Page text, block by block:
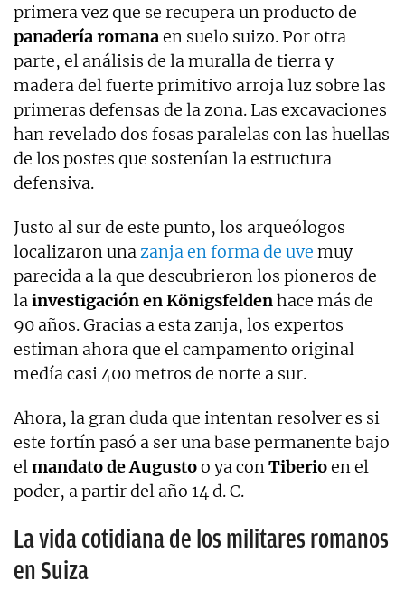
primera vez que se recupera un producto de
panadería romanaen suelo suizo. Por otra
parte, el análisis de la muralla de tierra y
madera del fuerte primitivo arroja luz sobre las
primeras defensas de la zona. Las excavaciones
han revelado dos fosas paralelas con las huellas
de los postes que sostenían la estructura
defensiva.
Justo al sur de este punto, los arqueólogos
localizaron unazanja en forma de uve muy
parecida a la que descubrieron los pioneros de
lainvestigación en Königsfeldenhace más de
90 años. Gracias a esta zanja, los expertos
estiman ahora que el campamento original
medía casi 400 metros de norte a sur.
Ahora, la gran duda que intentan resolver es si
este fortín pasó a ser una base permanente bajo
elmandato de Augustoo ya conTiberioen el
poder, a partir del año 14 d. C.
La vida cotidiana de los militares romanos
en Suiza